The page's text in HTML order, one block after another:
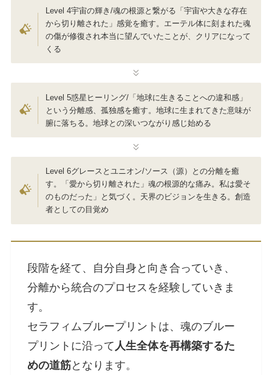
Level 4宇宙の輝き/魂の根源と繋がる「宇宙や大きな存在
から切り離された」感覚を癒す。エーテル体に刻まれた魂
の傷が修復され本当に望んでいたことが、クリアになって
くる
Level 5惑星ヒーリング/「地球に生きることへの違和感」
という分離感、孤独感を癒す。地球に生まれてきた意味が
腑に落ちる。地球との深いつながり感じ始める
Level 6グレースとユニオン/ソース（源）との分離を癒
す。「愛から切り離された」魂の根源的な痛み。私は愛そ
のものだった」と気づく。天界のビジョンを生きる。創造
者としての目覚め
段階を経て、自分自身と向き合っていき、
分離から統合のプロセスを経験していきま
す。
セラフィムブループリントは、魂のブルー
プリントに沿って 人生全体を再構築するた
めの道筋となります。